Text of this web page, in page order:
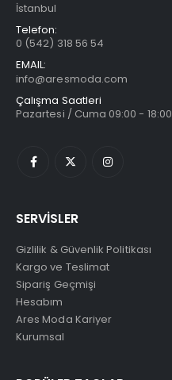
İstanbul
Telefon:
0 (542) 318 56 54
EMAIL:
info@aresmoda.com
Çalışma Saatleri
Pazartesi / Cuma 09:00 - 18:00
SERVİSLER
Gizlilik & Güvenlik Politikası
Kargo ve Teslimat
Sipariş Geçmişi
Hesabım
Ares Moda Kariyer
Kurumsal